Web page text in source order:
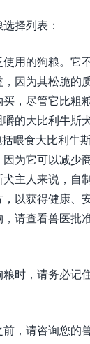
择列表：
用的狗粮。
因为其松脆的
，尽管它比
的大比利牛斯
喂食大比利牛
为它可以减少
主人来说，
以获得健康、
请查看兽医批
时，请务必
，请咨询您的